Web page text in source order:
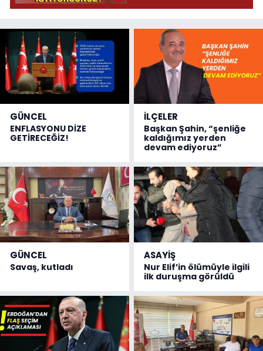
GÜNCEL
ENFLASYONU DİZE
GETİRECEĞİZ!
İLÇELER
Başkan Şahin, “şenliğe
kaldığımız yerden
devam ediyoruz”
GÜNCEL
Savaş, kutladı
ASAYİŞ
Nur Elif’in ölümüyle ilgili
ilk duruşma görüldü